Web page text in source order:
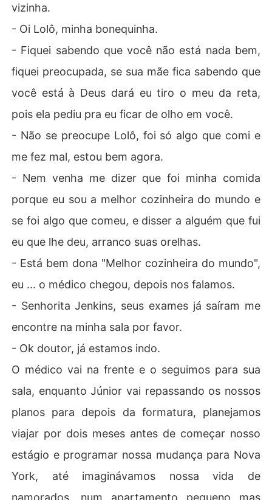
vizinha.
- Oi Lolô, minha bonequinha.
- Fiquei sabendo que você não está nada bem,
fiquei preocupada, se sua mãe fica sabendo que
você está à Deus dará eu tiro o meu da reta,
pois ela pediu pra eu ficar de olho em você.
- Não se preocupe Lolô, foi só algo que comi e
me fez mal, estou bem agora.
- Nem venha me dizer que foi minha comida
porque eu sou a melhor cozinheira do mundo e
se foi algo que comeu, e disser a alguém que fui
eu que lhe deu, arranco suas orelhas.
- Está bem dona "Melhor cozinheira do mundo",
eu ... o médico chegou, depois nos falamos.
- Senhorita Jenkins, seus exames já saíram me
encontre na minha sala por favor.
- Ok doutor, já estamos indo.
O médico vai na frente e o seguimos para sua
sala, enquanto Júnior vai repassando os nossos
planos para depois da formatura, planejamos
viajar por dois meses antes de começar nosso
estágio e programar nossa mudança para Nova
York, até imaginávamos nossa vida de
namorados, num apartamento pequeno mas